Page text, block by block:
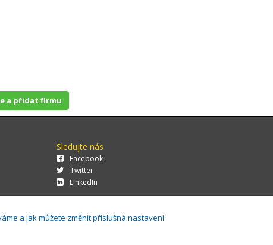
a přidat firmu
Sledujte nás
Facebook
Twitter
LinkedIn
a jak můžete změnit příslušná nastavení.